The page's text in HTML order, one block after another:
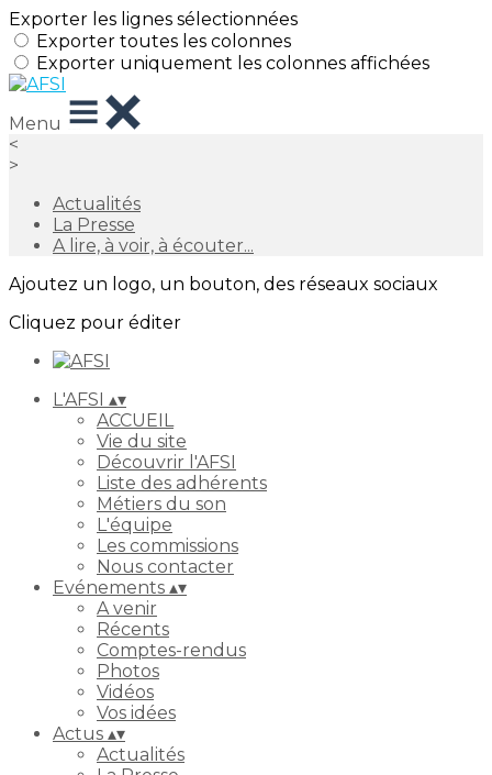
Exporter les lignes sélectionnées
Exporter toutes les colonnes
Exporter uniquement les colonnes affichées
Menu
<
>
Actualités
La Presse
A lire, à voir, à écouter...
Ajoutez un logo, un bouton, des réseaux sociaux
Cliquez pour éditer
L'AFSI ▴▾
ACCUEIL
Vie du site
Découvrir l'AFSI
Liste des adhérents
Métiers du son
L'équipe
Les commissions
Nous contacter
Evénements ▴▾
A venir
Récents
Comptes-rendus
Photos
Vidéos
Vos idées
Actus ▴▾
Actualités